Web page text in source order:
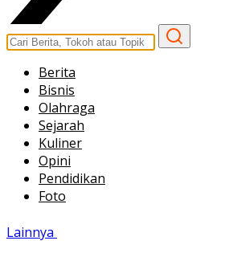
Berita
Bisnis
Olahraga
Sejarah
Kuliner
Opini
Pendidikan
Foto
Lainnya